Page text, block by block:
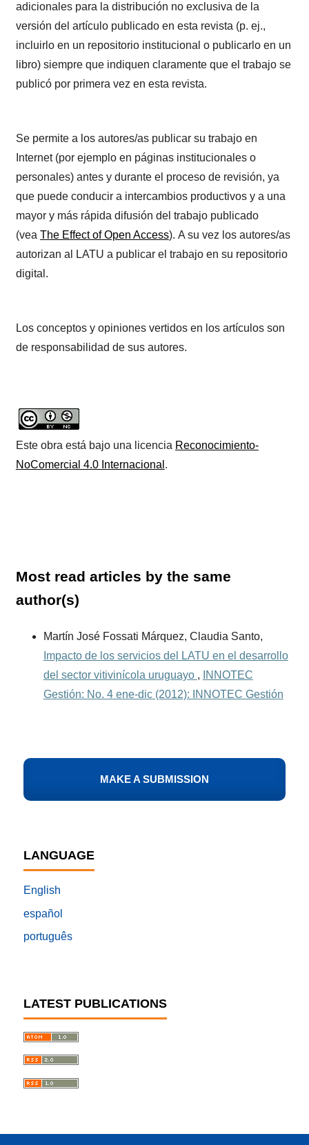
adicionales para la distribución no exclusiva de la
versión del artículo publicado en esta revista (p. ej.,
incluirlo en un repositorio institucional o publicarlo en un
libro) siempre que indiquen claramente que el trabajo se
publicó por primera vez en esta revista.
Se permite a los autores/as publicar su trabajo en
Internet (por ejemplo en páginas institucionales o
personales) antes y durante el proceso de revisión, ya
que puede conducir a intercambios productivos y a una
mayor y más rápida difusión del trabajo publicado
(vea The Effect of Open Access). A su vez los autores/as
autorizan al LATU a publicar el trabajo en su repositorio
digital.
Los conceptos y opiniones vertidos en los artículos son
de responsabilidad de sus autores.
Este obra está bajo una licencia Reconocimiento-
NoComercial 4.0 Internacional .
Most read articles by the same
author(s)
Martín José Fossati Márquez, Claudia Santo,
Impacto de los servicios del LATU en el desarrollo
del sector vitivinícola uruguayo ,
INNOTEC
Gestión: No. 4 ene-dic (2012): INNOTEC Gestión
LANGUAGE
English
español
português
LATEST PUBLICATIONS
MAKE A SUBMISSION